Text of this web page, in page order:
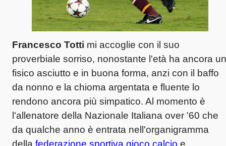
Francesco Totti mi accoglie con il suo
proverbiale sorriso, nonostante l'età ha ancora un
fisico asciutto e in buona forma, anzi con il baffo
da nonno e la chioma argentata e fluente lo
rendono ancora più simpatico. Al momento è
l'allenatore della Nazionale Italiana over '60 che
da qualche anno è entrata nell'organigramma
della federazione sportiva gioco calcio e